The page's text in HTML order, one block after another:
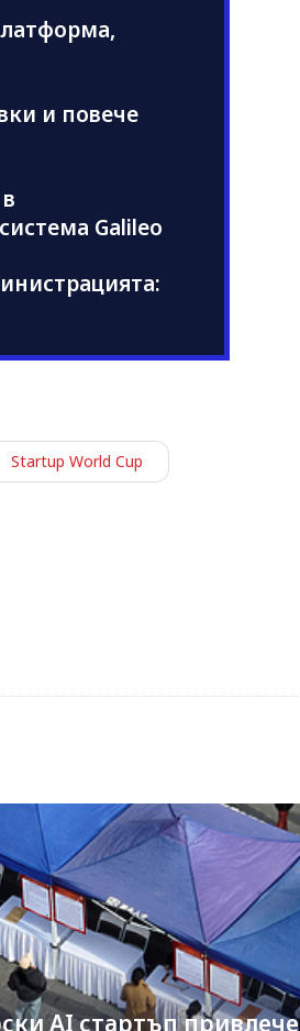
и повече
Galileo
Startup World Cup
AI стартъп привлече